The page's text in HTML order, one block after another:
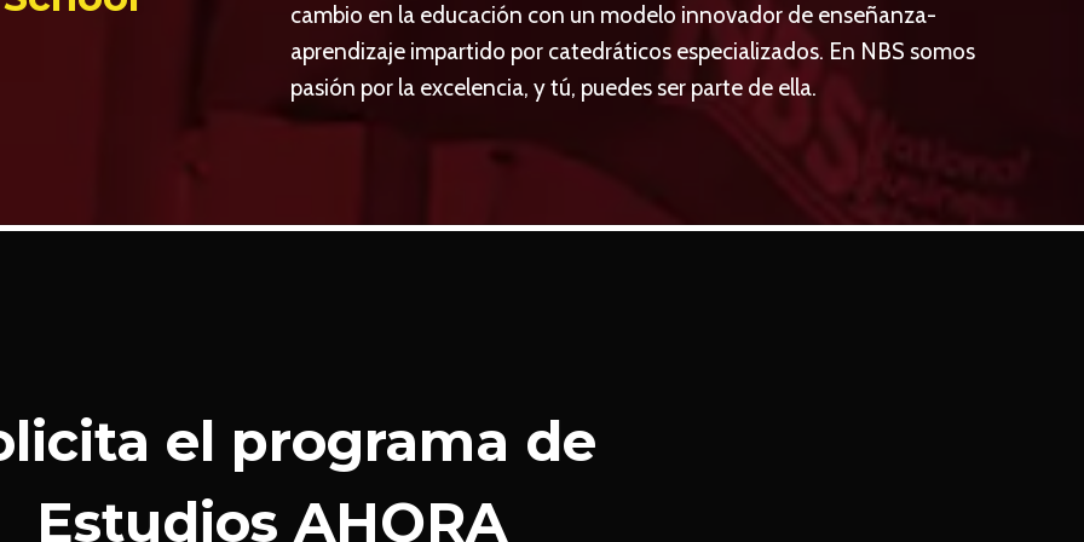
cambio en la educación con un modelo innovador de enseñanza-
aprendizaje impartido por catedráticos especializados. En NBS somos
pasión por la excelencia, y tú, puedes ser parte de ella.
el programa de
Estudios AHORA